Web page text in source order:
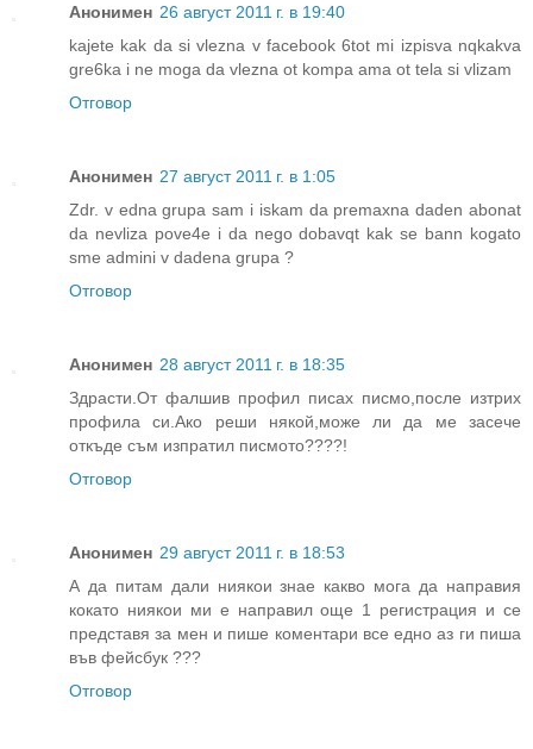
Анонимен 26 август 2011 г. в 19:40
kajete kak da si vlezna v facebook 6tot mi izpisva nqkakva
gre6ka i ne moga da vlezna ot kompa ama ot tela si vlizam
Отговор
Анонимен 27 август 2011 г. в 1:05
Zdr. v edna grupa sam i iskam da premaxna daden abonat
da nevliza pove4e i da nego dobavqt kak se bann kogato
sme admini v dadena grupa ?
Отговор
Анонимен 28 август 2011 г. в 18:35
Здрасти.От фалшив профил писах писмо,после изтрих
профила си.Ако реши някой,може ли да ме засече
откъде съм изпратил писмото????!
Отговор
Анонимен 29 август 2011 г. в 18:53
А да питам дали ниякои знае какво мога да направия
кокато ниякои ми е направил още 1 регистрация и се
представя за мен и пише коментари все едно аз ги пиша
във фейсбук ???
Отговор